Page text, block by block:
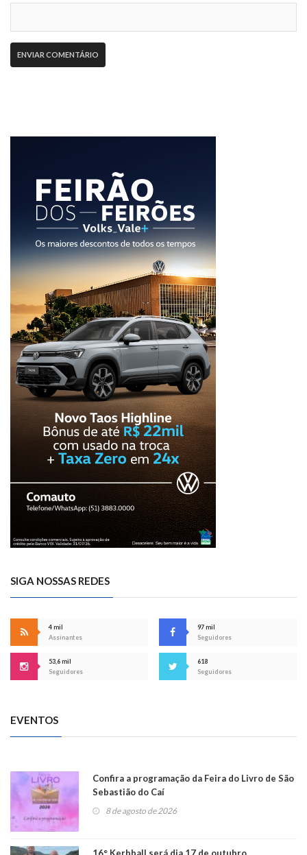
SIGA NOSSAS REDES
4 mil
Assinantes
97 mil
Seguidores
53,6 mil
Seguidores
618
Seguidores
EVENTOS
Confira a programação da Feira do Livro de São
Sebastião do Caí
8 de agosto de 2026
16° Kerbball será dia 17 de outubro